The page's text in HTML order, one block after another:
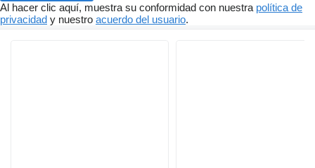
Al hacer clic aquí, muestra su conformidad con nuestra política de
privacidad y nuestro acuerdo del usuario.